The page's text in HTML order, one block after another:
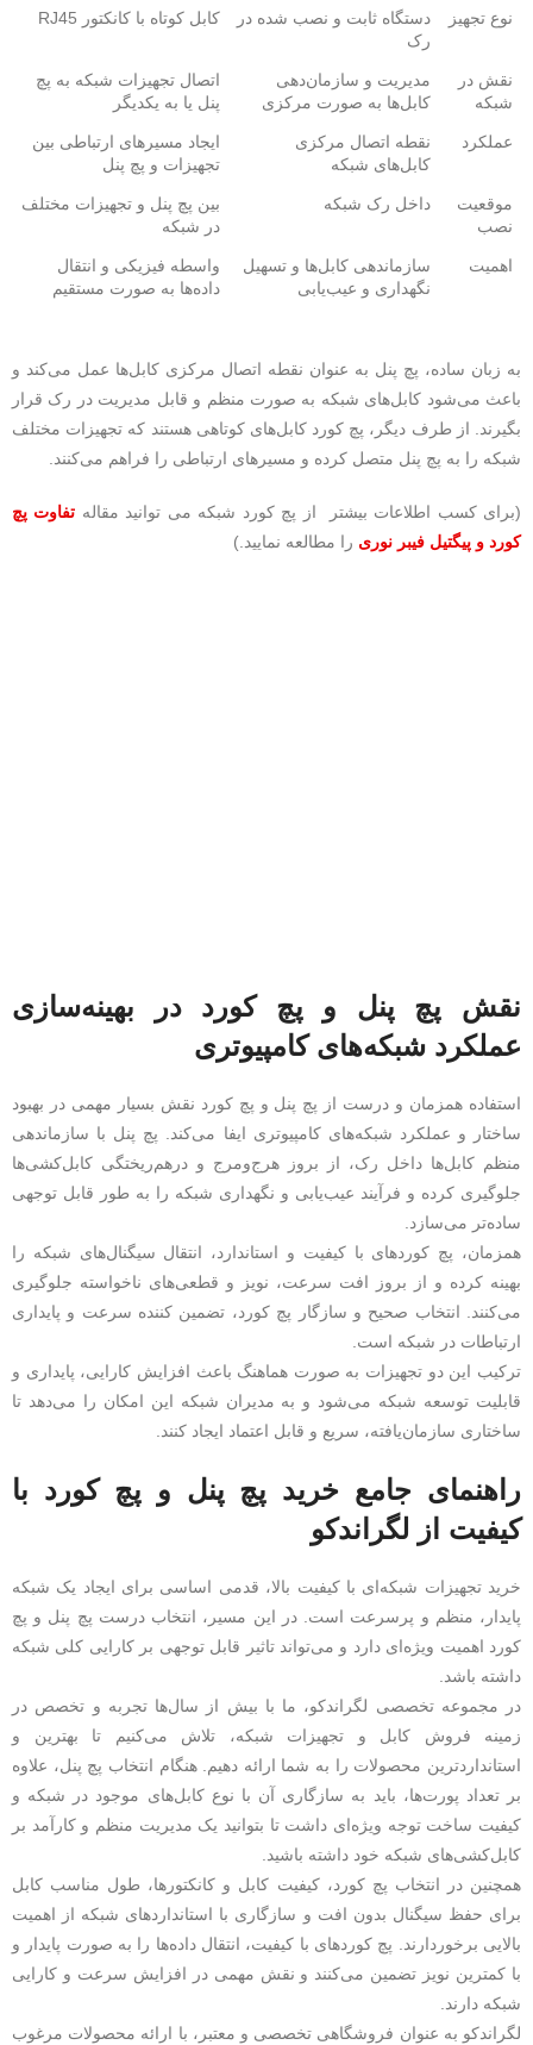
نوع تجهیز
دستگاه ثابت و نصب شده در
رک
کابل کوتاه با کانکتور RJ45
نقش در
شبکه
مدیریت و سازمان‌دهی
کابل‌ها به صورت مرکزی
اتصال تجهیزات شبکه به پچ
پنل یا به یکدیگر
عملکرد
نقطه اتصال مرکزی
کابل‌های شبکه
ایجاد مسیرهای ارتباطی بین
تجهیزات و پچ پنل
موقعیت
نصب
داخل رک شبکه
بین پچ پنل و تجهیزات مختلف
در شبکه
اهمیت
سازماندهی کابل‌ها و تسهیل
نگهداری و عیب‌یابی
واسطه فیزیکی و انتقال
داده‌ها به صورت مستقیم
به زبان ساده، پچ پنل به عنوان نقطه اتصال مرکزی کابل‌ها عمل می‌کند و
باعث می‌شود کابل‌های شبکه به صورت منظم و قابل مدیریت در رک قرار
بگیرند. از طرف دیگر، پچ کورد کابل‌های کوتاهی هستند که تجهیزات مختلف
شبکه را به پچ پنل متصل کرده و مسیرهای ارتباطی را فراهم می‌کنند.
(برای کسب اطلاعات بیشتر از پچ کورد شبکه می توانید مقاله تفاوت پچ
کورد و پیگتیل فیبر نوری را مطالعه نمایید.)
نقش پچ پنل و پچ کورد در بهینه‌سازی
عملکرد شبکه‌های کامپیوتری
استفاده همزمان و درست از پچ پنل و پچ کورد نقش بسیار مهمی در بهبود
ساختار و عملکرد شبکه‌های کامپیوتری ایفا می‌کند. پچ پنل با سازماندهی
منظم کابل‌ها داخل رک، از بروز هرج‌ومرج و درهم‌ریختگی کابل‌کشی‌ها
جلوگیری کرده و فرآیند عیب‌یابی و نگهداری شبکه را به طور قابل توجهی
ساده‌تر می‌سازد.
همزمان، پچ کوردهای با کیفیت و استاندارد، انتقال سیگنال‌های شبکه را
بهینه کرده و از بروز افت سرعت، نویز و قطعی‌های ناخواسته جلوگیری
می‌کنند. انتخاب صحیح و سازگار پچ کورد، تضمین کننده سرعت و پایداری
ارتباطات در شبکه است.
ترکیب این دو تجهیزات به صورت هماهنگ باعث افزایش کارایی، پایداری و
قابلیت توسعه شبکه می‌شود و به مدیران شبکه این امکان را می‌دهد تا
ساختاری سازمان‌یافته، سریع و قابل اعتماد ایجاد کنند.
راهنمای جامع خرید پچ پنل و پچ کورد با
کیفیت از لگراندکو
خرید تجهیزات شبکه‌ای با کیفیت بالا، قدمی اساسی برای ایجاد یک شبکه
پایدار، منظم و پرسرعت است. در این مسیر، انتخاب درست پچ پنل و پچ
کورد اهمیت ویژه‌ای دارد و می‌تواند تاثیر قابل توجهی بر کارایی کلی شبکه
داشته باشد.
در مجموعه تخصصی لگراندکو، ما با بیش از سال‌ها تجربه و تخصص در
زمینه فروش کابل و تجهیزات شبکه، تلاش می‌کنیم تا بهترین و
استانداردترین محصولات را به شما ارائه دهیم. هنگام انتخاب پچ پنل، علاوه
بر تعداد پورت‌ها، باید به سازگاری آن با نوع کابل‌های موجود در شبکه و
کیفیت ساخت توجه ویژه‌ای داشت تا بتوانید یک مدیریت منظم و کارآمد بر
کابل‌کشی‌های شبکه خود داشته باشید.
همچنین در انتخاب پچ کورد، کیفیت کابل و کانکتورها، طول مناسب کابل
برای حفظ سیگنال بدون افت و سازگاری با استانداردهای شبکه از اهمیت
بالایی برخوردارند. پچ کوردهای با کیفیت، انتقال داده‌ها را به صورت پایدار و
با کمترین نویز تضمین می‌کنند و نقش مهمی در افزایش سرعت و کارایی
شبکه دارند.
لگراندکو به عنوان فروشگاهی تخصصی و معتبر، با ارائه محصولات مرغوب